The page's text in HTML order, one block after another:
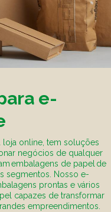
e-
loja online, tem soluções
negócios de qualquer
embalagens de papel de
segmentos. Nosso e-
prontas e vários
capazes de transformar
empreendimentos.